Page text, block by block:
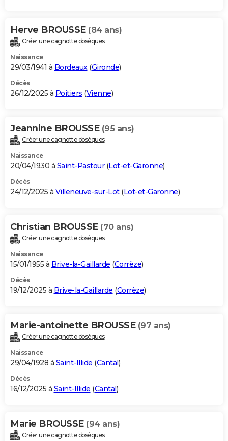
Herve BROUSSE (84 ans)
Créer une cagnotte obsèques
Naissance
29/03/1941 à Bordeaux(Gironde)
Décès
26/12/2025 à Poitiers (Vienne)
Jeannine BROUSSE (95 ans)
Créer une cagnotte obsèques
Naissance
20/04/1930 à Saint-Pastour(Lot-et-Garonne)
Décès
24/12/2025 à Villeneuve-sur-Lot(Lot-et-Garonne)
Christian BROUSSE (70 ans)
Créer une cagnotte obsèques
Naissance
15/01/1955 à Brive-la-Gaillarde (Corrèze)
Décès
19/12/2025 à Brive-la-Gaillarde (Corrèze)
Marie-antoinette BROUSSE (97 ans)
Créer une cagnotte obsèques
Naissance
29/04/1928 à Saint-Illide (Cantal)
Décès
16/12/2025 à Saint-Illide (Cantal)
Marie BROUSSE (94 ans)
Créer une cagnotte obsèques